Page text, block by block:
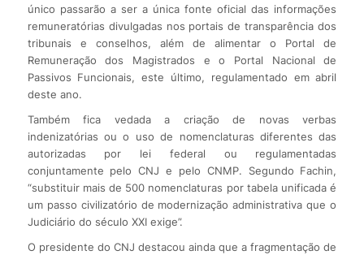
único passarão a ser a única fonte oficial das informações
remuneratórias divulgadas nos portais de transparência dos
tribunais e conselhos, além de alimentar o Portal de
Remuneração dos Magistrados e o Portal Nacional de
Passivos Funcionais, este último, regulamentado em abril
deste ano.
Também fica vedada a criação de novas verbas
indenizatórias ou o uso de nomenclaturas diferentes das
autorizadas por lei federal ou regulamentadas
conjuntamente pelo CNJ e pelo CNMP. Segundo Fachin,
“substituir mais de 500 nomenclaturas por tabela unificada é
um passo civilizatório de modernização administrativa que o
Judiciário do século XXI exige”.
O presidente do CNJ destacou ainda que a fragmentação de